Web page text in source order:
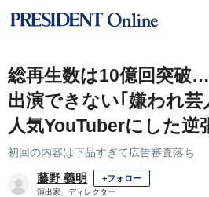
総再生数は10億回突破
出演できない｢嫌われ芸
人気YouTuberにした逆
初回の内容は下品すぎて広告審査落ち
藤野 義明 +フォロー
演出家、ディレクター